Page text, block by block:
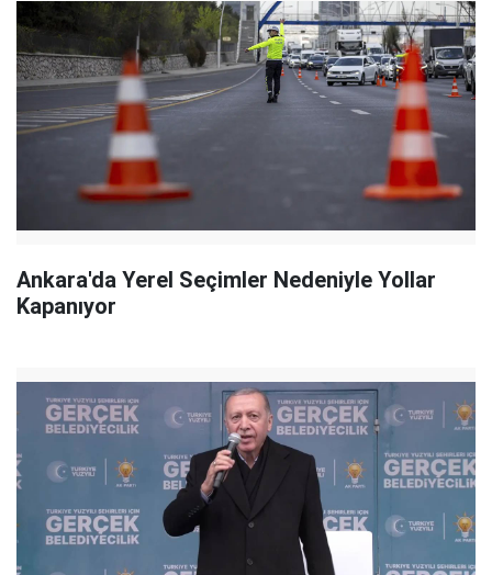
Ankara'da Yerel Seçimler Nedeniyle Yollar
Kapanıyor